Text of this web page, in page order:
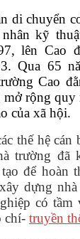
di chuyển
kỹ
lên Cao
Qua 65
Cao
rộng quy
của xã hội.
thế hệ
trường đã
để hoàn
dựng
có
chí- truyền